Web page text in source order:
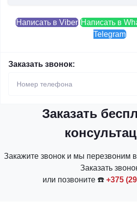
Написать в Viber Написать в
Telegram
Заказать звонок:
Заказать
Закажите звонок и мы перезвоним
Заказать
или позвоните ☎️ +375